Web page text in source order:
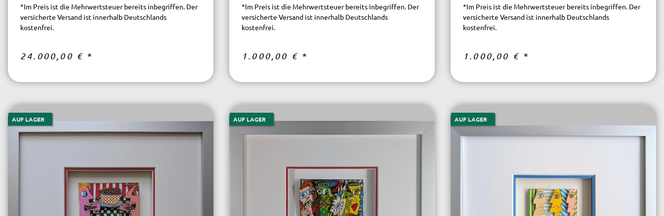
*Im Preis ist die Mehrwertsteuer bereits inbegriffen. Der
versicherte Versand ist innerhalb Deutschlands
kostenfrei.
24.000,00 € *
*Im Preis ist die Mehrwertsteuer bereits inbegriffen. Der
versicherte Versand ist innerhalb Deutschlands
kostenfrei.
1.000,00 € *
*Im Preis ist die Mehrwertsteuer bereits inbegriffen. Der
versicherte Versand ist innerhalb Deutschlands
kostenfrei.
1.000,00 € *
AUF LAGER AUF LAGER AUF LAGER